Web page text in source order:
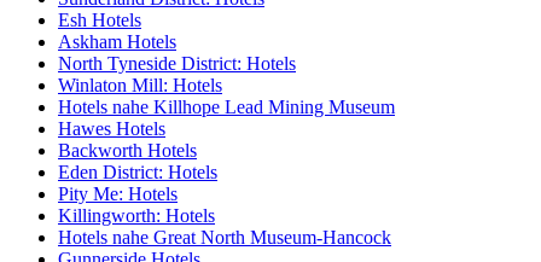
Esh Hotels
Askham Hotels
North Tyneside District: Hotels
Winlaton Mill: Hotels
Hotels nahe Killhope Lead Mining Museum
Hawes Hotels
Backworth Hotels
Eden District: Hotels
Pity Me: Hotels
Killingworth: Hotels
Hotels nahe Great North Museum-Hancock